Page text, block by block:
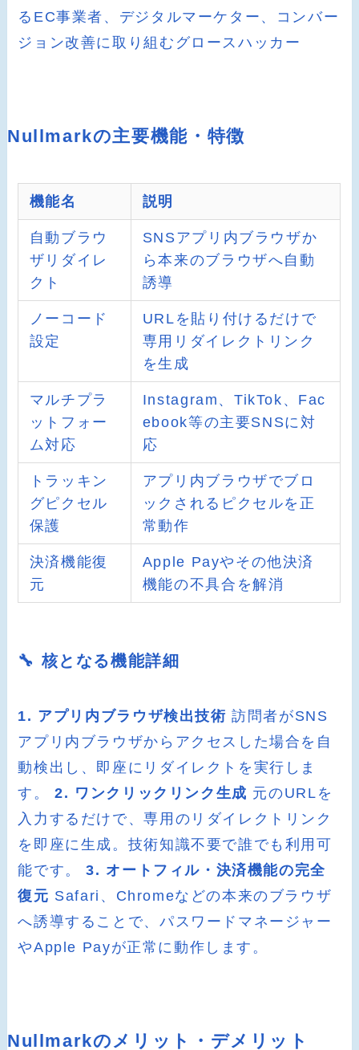
るEC事業者、デジタルマーケター、コンバー
ジョン改善に取り組むグロースハッカー
Nullmarkの主要機能・特徴
機能名 説明
自動ブラウ
ザリダイレ
クト
SNSアプリ内ブラウザか
ら本来のブラウザへ自動
誘導
ノーコード
設定
URLを貼り付けるだけで
専用リダイレクトリンク
を生成
マルチプラ
ットフォー
ム対応
Instagram、TikTok、Fac
ebook等の主要SNSに対
応
トラッキン
グピクセル
保護
アプリ内ブラウザでブロ
ックされるピクセルを正
常動作
決済機能復
元
Apple Payやその他決済
機能の不具合を解消
🔧 核となる機能詳細
1. アプリ内ブラウザ検出技術 訪問者がSNS
アプリ内ブラウザからアクセスした場合を自
動検出し、即座にリダイレクトを実行しま
す。2. ワンクリックリンク生成 元のURLを
入力するだけで、専用のリダイレクトリンク
を即座に生成。技術知識不要で誰でも利用可
能です。3. オートフィル・決済機能の完全
復元 Safari、Chromeなどの本来のブラウザ
へ誘導することで、パスワードマネージャー
やApple Payが正常に動作します。
Nullmarkのメリット・デメリット